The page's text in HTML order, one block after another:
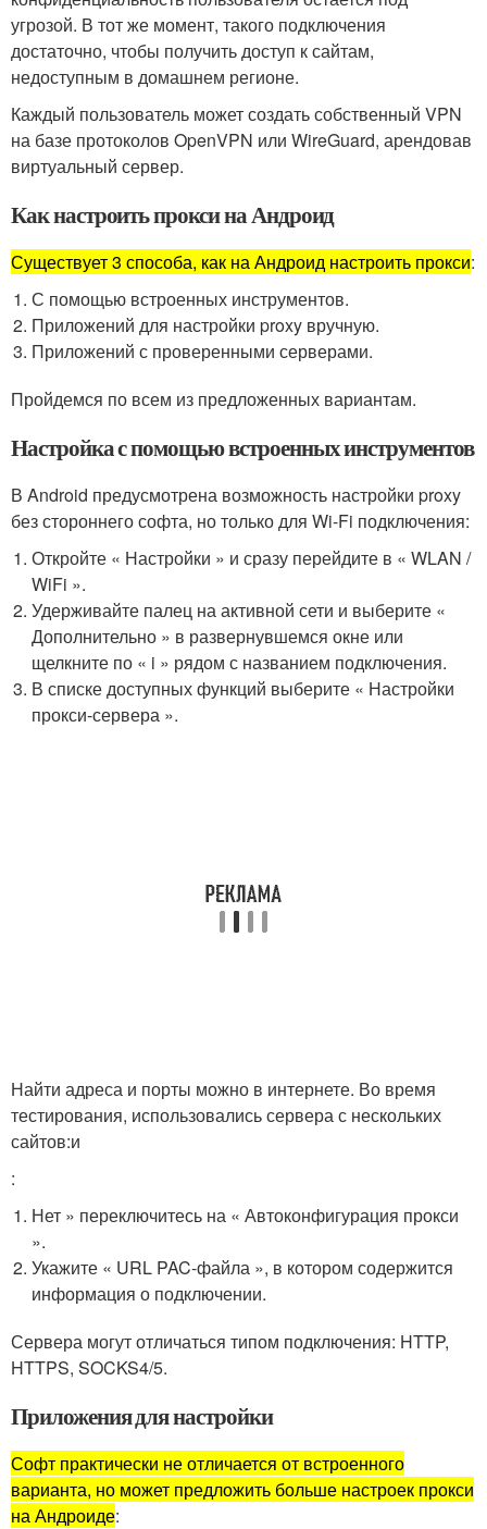
угрозой. В тот же момент, такого подключения
достаточно, чтобы получить доступ к сайтам,
недоступным в домашнем регионе.
Каждый пользователь может создать собственный VPN
на базе протоколов OpenVPN или WireGuard, арендовав
виртуальный сервер.
Как настроить прокси на Андроид
Существует 3 способа, как на Андроид настроить прокси:
С помощью встроенных инструментов.
Приложений для настройки proxy вручную.
Приложений с проверенными серверами.
Пройдемся по всем из предложенных вариантам.
Настройка с помощью встроенных инструментов
В Android предусмотрена возможность настройки proxy
без стороннего софта, но только для Wi-Fi подключения:
Откройте « Настройки » и сразу перейдите в « WLAN /
WiFi ».
Удерживайте палец на активной сети и выберите «
Дополнительно » в развернувшемся окне или
щелкните по « i » рядом с названием подключения.
В списке доступных функций выберите « Настройки
прокси-сервера ».
Найти адреса и порты можно в интернете. Во время
тестирования, использовались сервера с нескольких
сайтов:и
:
Нет » переключитесь на « Автоконфигурация прокси
».
Укажите « URL PAC-файла », в котором содержится
информация о подключении.
Сервера могут отличаться типом подключения: HTTP,
HTTPS, SOCKS4/5.
Приложения для настройки
Софт практически не отличается от встроенного
варианта, но может предложить больше настроек прокси
на Андроиде: